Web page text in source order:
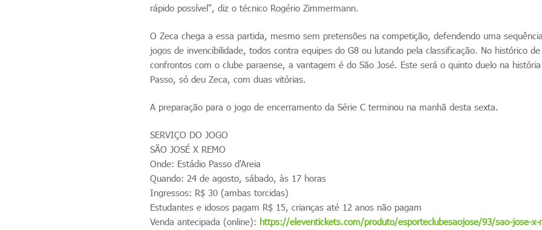
rápido possível", diz o técnico Rogério Zimmermann.
O Zeca chega a essa partida, mesmo sem pretensões na competição, defendendo uma
jogos de invencibilidade, todos contra equipes do G8 ou lutando pela classificação. No histórico de
confrontos com o clube paraense, a vantagem é do São José. Este será o quinto duelo na
Passo, só deu Zeca, com duas vitórias.
A preparação para o jogo de encerramento da Série C terminou na manhã desta sexta.
SERVIÇO DO JOGO
SÃO JOSÉ X REMO
Onde: Estádio Passo d'Areia
Quando: 24 de agosto, sábado, às 17 horas
Ingressos: R$ 30 (ambas torcidas)
Estudantes e idosos pagam R$ 15, crianças até 12 anos não pagam
Venda antecipada (online): https://eleventickets.com/produto/esporteclubesaojose/93/sao-jose-x-